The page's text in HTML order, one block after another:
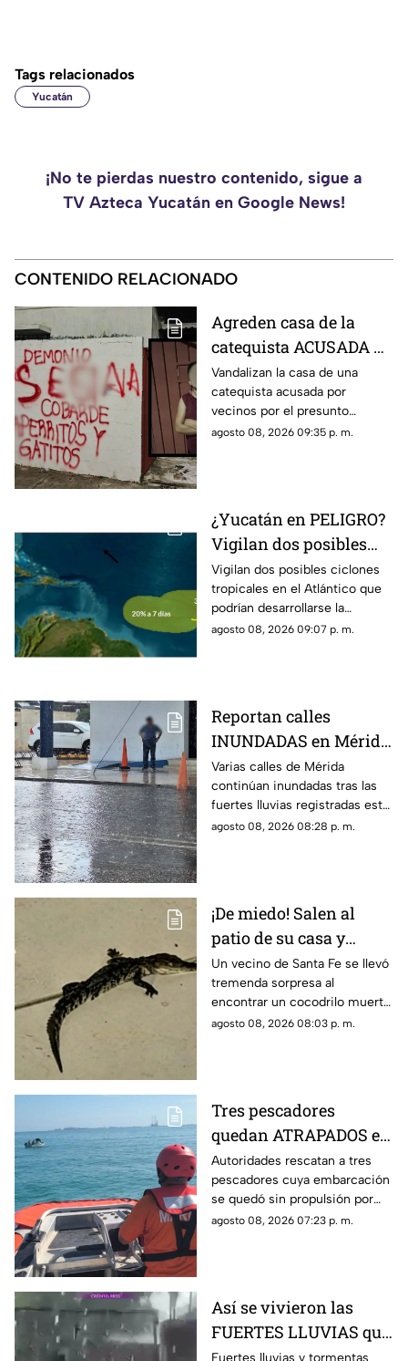
Tags relacionados
Yucatán
¡No te pierdas nuestro contenido, sigue a
TV Azteca Yucatán en Google News!
CONTENIDO RELACIONADO
Agreden casa de la
catequista ACUSADA de
maltrato animal en
Piedra de Agua; así
quedó la vivienda
Vandalizan la casa de una
catequista acusada por
vecinos por el presunto
envenenamiento de mascotas
agosto 08, 2026 09:35 p. m.
¿Yucatán en PELIGRO?
Vigilan dos posibles
ciclones en el Atlantico;
esto se sabe
Vigilan dos posibles ciclones
tropicales en el Atlántico que
podrían desarrollarse la
próxima semana y más de uno
agosto 08, 2026 09:07 p. m.
Reportan calles
INUNDADAS en Mérida
tras fuertes lluvias de
hoy, sábado 8 de agosto
Varias calles de Mérida
continúan inundadas tras las
fuertes lluvias registradas este
sábado, afectando el tránsito
agosto 08, 2026 08:28 p. m.
¡De miedo! Salen al
patio de su casa y
encuentran un
cocodrilo SIN VIDA;
pasó en Santa Fe
Un vecino de Santa Fe se llevó
tremenda sorpresa al
encontrar un cocodrilo muerto
en el patio de su casa sin que
agosto 08, 2026 08:03 p. m.
Tres pescadores
quedan ATRAPADOS en
altamar tras falla
mecánica; esto pasó al
final
Autoridades rescatan a tres
pescadores cuya embarcación
se quedó sin propulsión por
una falla mecánica cerca de la
agosto 08, 2026 07:23 p. m.
Así se vivieron las
FUERTES LLUVIAS que
azotaron Mérida este